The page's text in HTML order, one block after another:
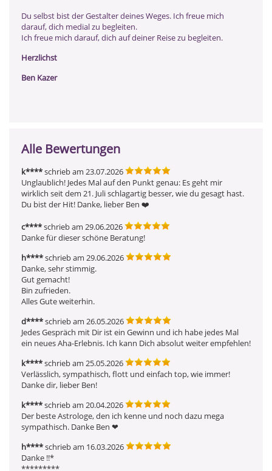
Du selbst bist der Gestalter deines Weges. Ich freue mich
darauf, dich medial zu begleiten.
Ich freue mich darauf, dich auf deiner Reise zu begleiten.
Herzlichst
Ben Kazer
Alle Bewertungen
k****schrieb am 23.07.2026
Unglaublich! Jedes Mal auf den Punkt genau: Es geht mir
wirklich seit dem 21. Juli schlagartig besser, wie du gesagt hast.
Du bist der Hit! Danke, lieber Ben ❤️
c****schrieb am 29.06.2026
Danke für dieser schöne Beratung!
h****schrieb am 29.06.2026
Danke, sehr stimmig.
Gut gemacht!
Bin zufrieden.
Alles Gute weiterhin.
d****schrieb am 26.05.2026
Jedes Gespräch mit Dir ist ein Gewinn und ich habe jedes Mal
ein neues Aha-Erlebnis. Ich kann Dich absolut weiter empfehlen!
k****schrieb am 25.05.2026
Verlässlich, sympathisch, flott und einfach top, wie immer!
Danke dir, lieber Ben!
k****schrieb am 20.04.2026
Der beste Astrologe, den ich kenne und noch dazu mega
sympathisch. Danke Ben ❤ ️
h****schrieb am 16.03.2026
Danke !!*
*********